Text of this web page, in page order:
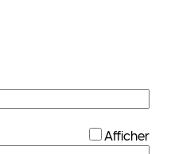
Afficher